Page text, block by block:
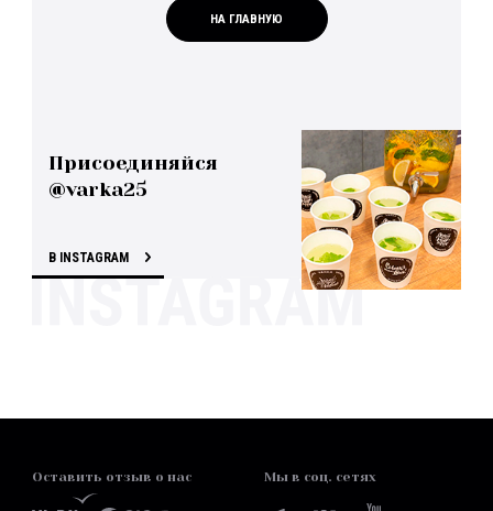
НА ГЛАВНУЮ
Присоединяйся
@varka25
В INSTAGRAM
Оставить отзыв о нас Мы в соц. сетях